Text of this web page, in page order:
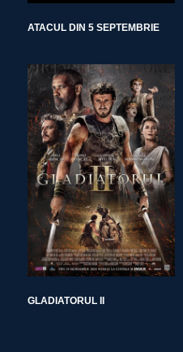
ATACUL DIN 5 SEPTEMBRIE
GLADIATORUL II